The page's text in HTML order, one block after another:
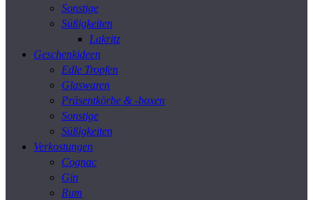
Sonstige
Süßigkeiten
Lakritz
Geschenkideen
Edle Tropfen
Glaswaren
Präsentkörbe & -boxen
Sonstige
Süßigkeiten
Verkostungen
Cognac
Gin
Rum